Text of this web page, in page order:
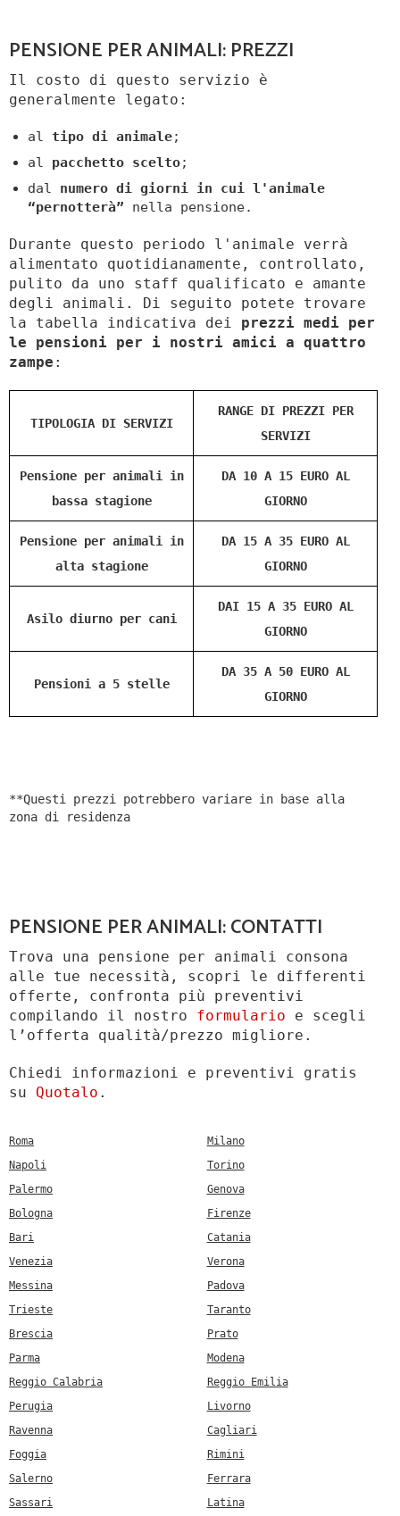
PENSIONE PER ANIMALI: PREZZI
Il costo di questo servizio è
generalmente legato:
al tipo di animale;
al pacchetto scelto;
dal numero di giorni in cui l'animale
“pernotterà” nella pensione.
Durante questo periodo l'animale verrà
alimentato quotidianamente, controllato,
pulito da uno staff qualificato e amante
degli animali. Di seguito potete trovare
la tabella indicativa dei prezzi medi per
le pensioni per i nostri amici a quattro
zampe :
TIPOLOGIA DI SERVIZI
RANGE DI PREZZI PER
SERVIZI
Pensione per animali in
bassa stagione
DA 10 A 15 EURO AL
GIORNO
Pensione per animali in
alta stagione
DA 15 A 35 EURO AL
GIORNO
Asilo diurno per cani
DAI 15 A 35 EURO AL
GIORNO
Pensioni a 5 stelle
DA 35 A 50 EURO AL
GIORNO
**Questi prezzi potrebbero variare in base alla
zona di residenza
PENSIONE PER ANIMALI: CONTATTI
Trova una pensione per animali consona
alle tue necessità, scopri le differenti
offerte, confronta più preventivi
compilando il nostro formulario e scegli
l’offerta qualità/prezzo migliore.
Chiedi informazioni e preventivi gratis
su Quotalo .
Roma
Milano
Napoli
Torino
Palermo
Genova
Bologna
Firenze
Bari
Catania
Venezia
Verona
Messina
Padova
Trieste
Taranto
Brescia
Prato
Parma
Modena
Reggio Calabria
Reggio Emilia
Perugia
Livorno
Ravenna
Cagliari
Foggia
Rimini
Salerno
Ferrara
Sassari
Latina